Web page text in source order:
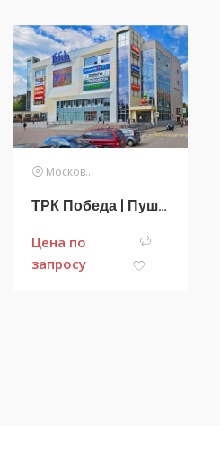
Московская область
ТРК Победа | Пушкино
Цена по
запросу